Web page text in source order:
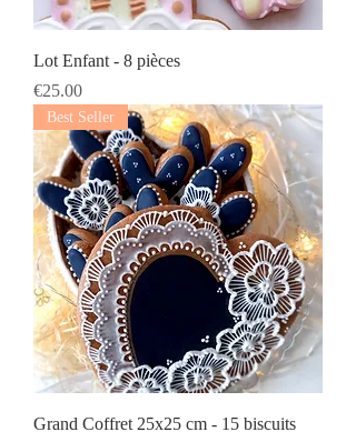
Lot Enfant - 8 pièces
Prix
€25.00
Best Seller
Grand Coffret 25x25 cm - 15 biscuits